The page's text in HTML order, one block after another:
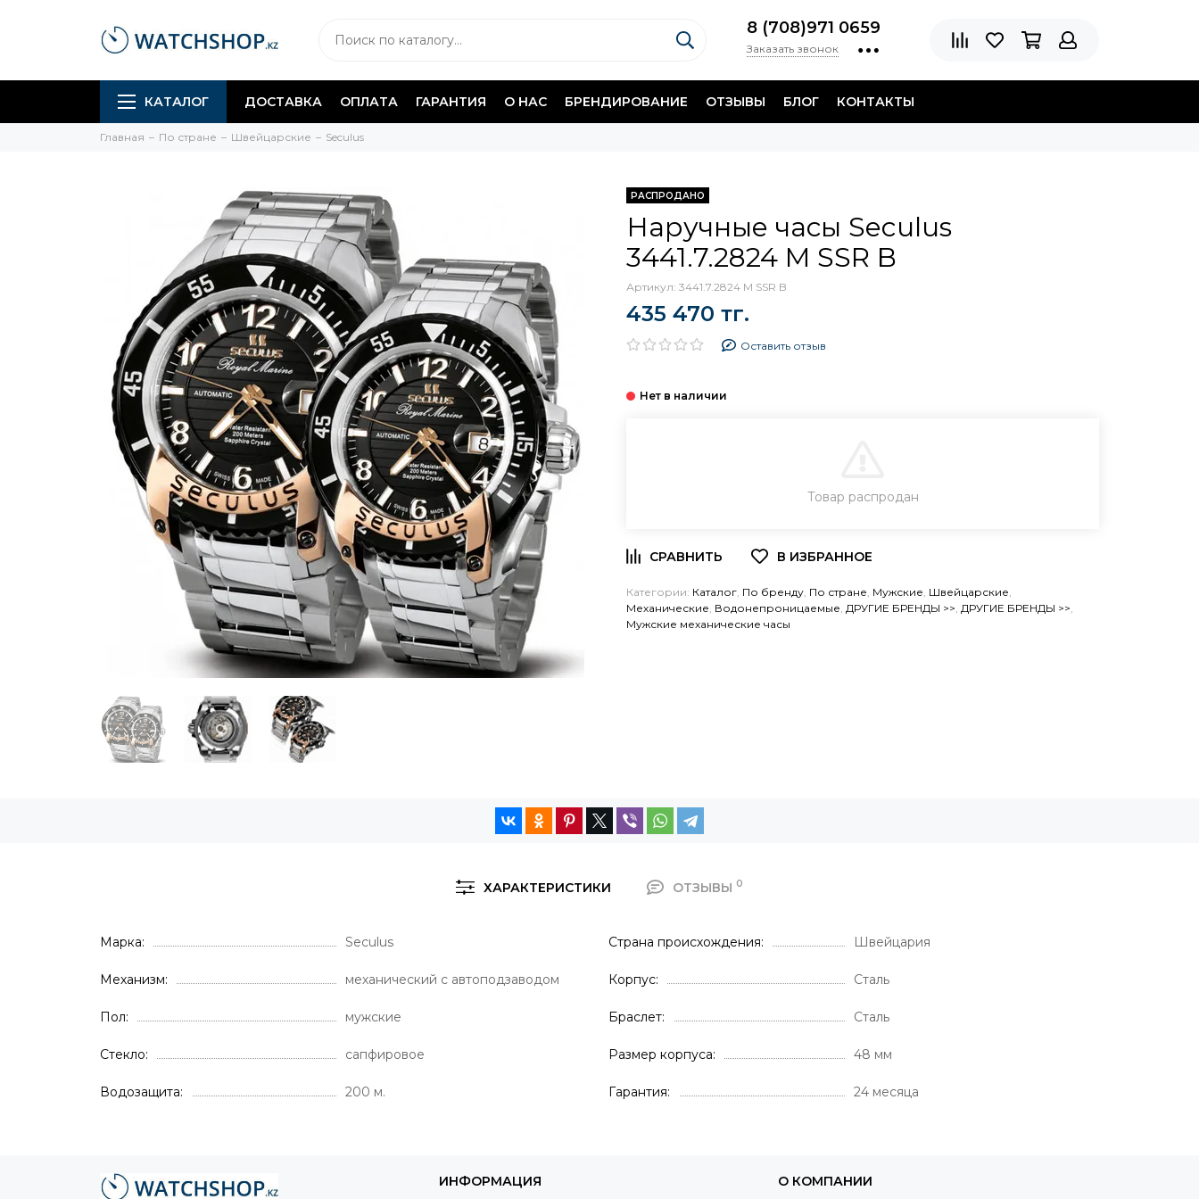
8 (708)971 0659
Заказать звонок
КАТАЛОГ ДОСТАВКА ОПЛАТА ГАРАНТИЯ О НАС БРЕНДИРОВАНИЕ ОТЗЫВЫ БЛОГ КОНТАКТЫ
Главная По стране Швейцарские Seculus
РАСПРОДАНО
Наручные часы Seculus
3441.7.2824 M SSR B
Артикул: 3441.7.2824 M SSR B
435 470 тг.
Оставить отзыв
ЗАКАЗ В ОДИН КЛИК
Товар распродан
Категории: Каталог По бренду По стране Мужские Швейцарские
Механические Водонепроницаемые ДРУГИЕ БРЕНДЫ >> ДРУГИЕ БРЕНДЫ >>
Мужские механические часы
ХАРАКТЕРИСТИКИ ОТЗЫВЫ 0
Марка Seculus
Механизм механический с автоподзаводом
Пол мужские
Стекло сапфировое
Водозащита 200 м.
Страна происхождения Швейцария
Корпус Сталь
Браслет Сталь
Размер корпуса 48 мм
Гарантия 24 месяца
ИНФОРМАЦИЯ
О КОМПАНИИ